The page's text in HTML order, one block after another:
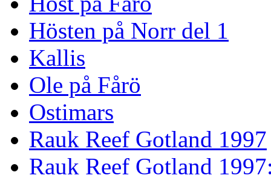
Hösten på Norr del 1
Kallis
Ole på Fårö
Ostimars
Rauk Reef Gotland 1997
Rauk Reef Gotland